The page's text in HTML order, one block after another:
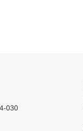
de casa.
030